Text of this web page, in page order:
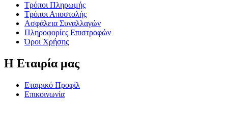
Τρόποι Πληρωμής
Τρόποι Αποστολής
Ασφάλεια Συναλλαγών
Πληροφορίες Επιστροφών
Όροι Χρήσης
Η Εταιρία μας
Εταιρικό Προφίλ
Επικοινωνία